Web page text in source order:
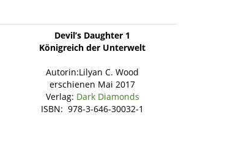
Devil’s Daughter 1
Königreich der Unterwelt
Autorin:Lilyan C. Wood
erschienen Mai 2017
Verlag: Dark Diamonds
ISBN: 978-3-646-30032-1